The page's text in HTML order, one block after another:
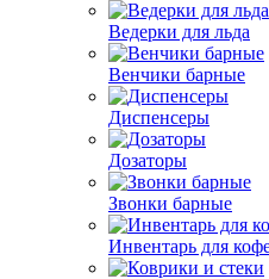
Ведерки для льда
Венчики барные
Диспенсеры
Дозаторы
Звонки барные
Инвентарь для